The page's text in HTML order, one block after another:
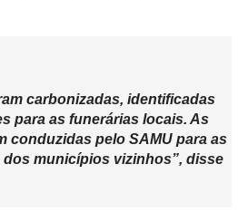
carbonizadas, identificadas
para as funerárias locais. As
conduzidas pelo SAMU para as
municípios vizinhos”, disse